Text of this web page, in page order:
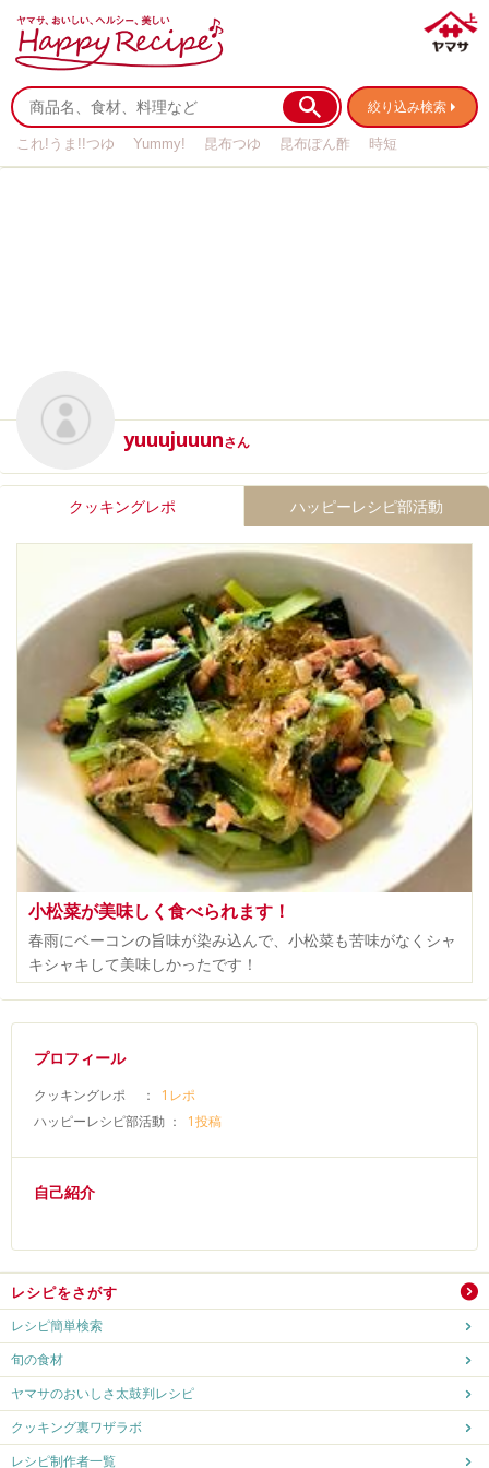
絞り込み検索
これ!うま!!つゆ Yummy! 昆布つゆ 昆布ぽん酢
時短
yuuujuuunさん
クッキングレポ ハッピーレシピ部活動
小松菜が美味しく食べられます！
春雨にベーコンの旨味が染み込んで、小松菜も苦味がなくシャ
キシャキして美味しかったです！
プロフィール
クッキングレポ ：
1レポ
ハッピーレシピ部活動 ：
1投稿
自己紹介
レシピをさがす
レシピ簡単検索
旬の食材
ヤマサのおいしさ太鼓判レシピ
クッキング裏ワザラボ
レシピ制作者一覧